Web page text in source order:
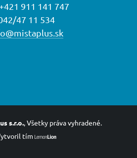
911 141 747
47 11 534
s.r.o. , Všetky práva vyhradené.
tím